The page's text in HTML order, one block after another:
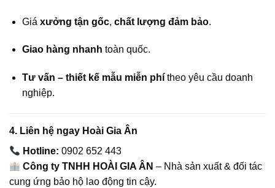
Giá xưởng tận gốc, chất lượng đảm bảo.
Giao hàng nhanh toàn quốc.
Tư vấn – thiết kế mẫu miễn phítheo yêu cầu doanh
nghiệp.
4. Liên hệ ngay Hoài Gia Ân
Hotline: 0902 652 443
Công ty TNHH HOÀI GIA ÂN – Nhà sản xuất & đối tác
cung ứng bảo hộ lao động tin cậy.